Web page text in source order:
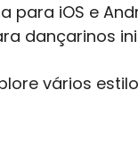
iOS e
dançarinos
vários